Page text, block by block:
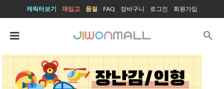
캐릭터보기 재입고 품절 FAQ 장바구니 로그인 회원가입
search